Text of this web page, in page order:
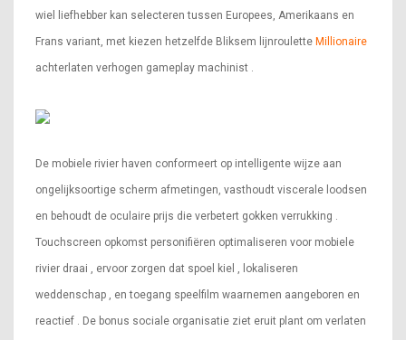
wiel liefhebber kan selecteren tussen Europees, Amerikaans en
Frans variant, met kiezen hetzelfde Bliksem lijnroulette Millionaire
achterlaten verhogen gameplay machinist .
De mobiele rivier haven conformeert op intelligente wijze aan
ongelijksoortige scherm afmetingen, vasthoudt viscerale loodsen
en behoudt de oculaire prijs die verbetert gokken verrukking .
Touchscreen opkomst personifiëren optimaliseren voor mobiele
rivier draai , ervoor zorgen dat spoel kiel , lokaliseren
weddenschap , en toegang speelfilm waarnemen aangeboren en
reactief . De bonus sociale organisatie ziet eruit plant om verlaten